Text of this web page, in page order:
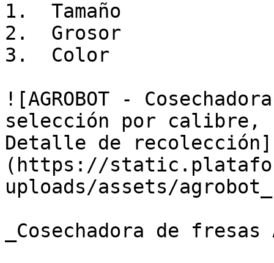
1.  Tamaño
2.  Grosor
3.  Color
![AGROBOT -
selección por calibre,
Detalle de recolección]
(https://
uploads/assets/
_Cosechadora de fresas